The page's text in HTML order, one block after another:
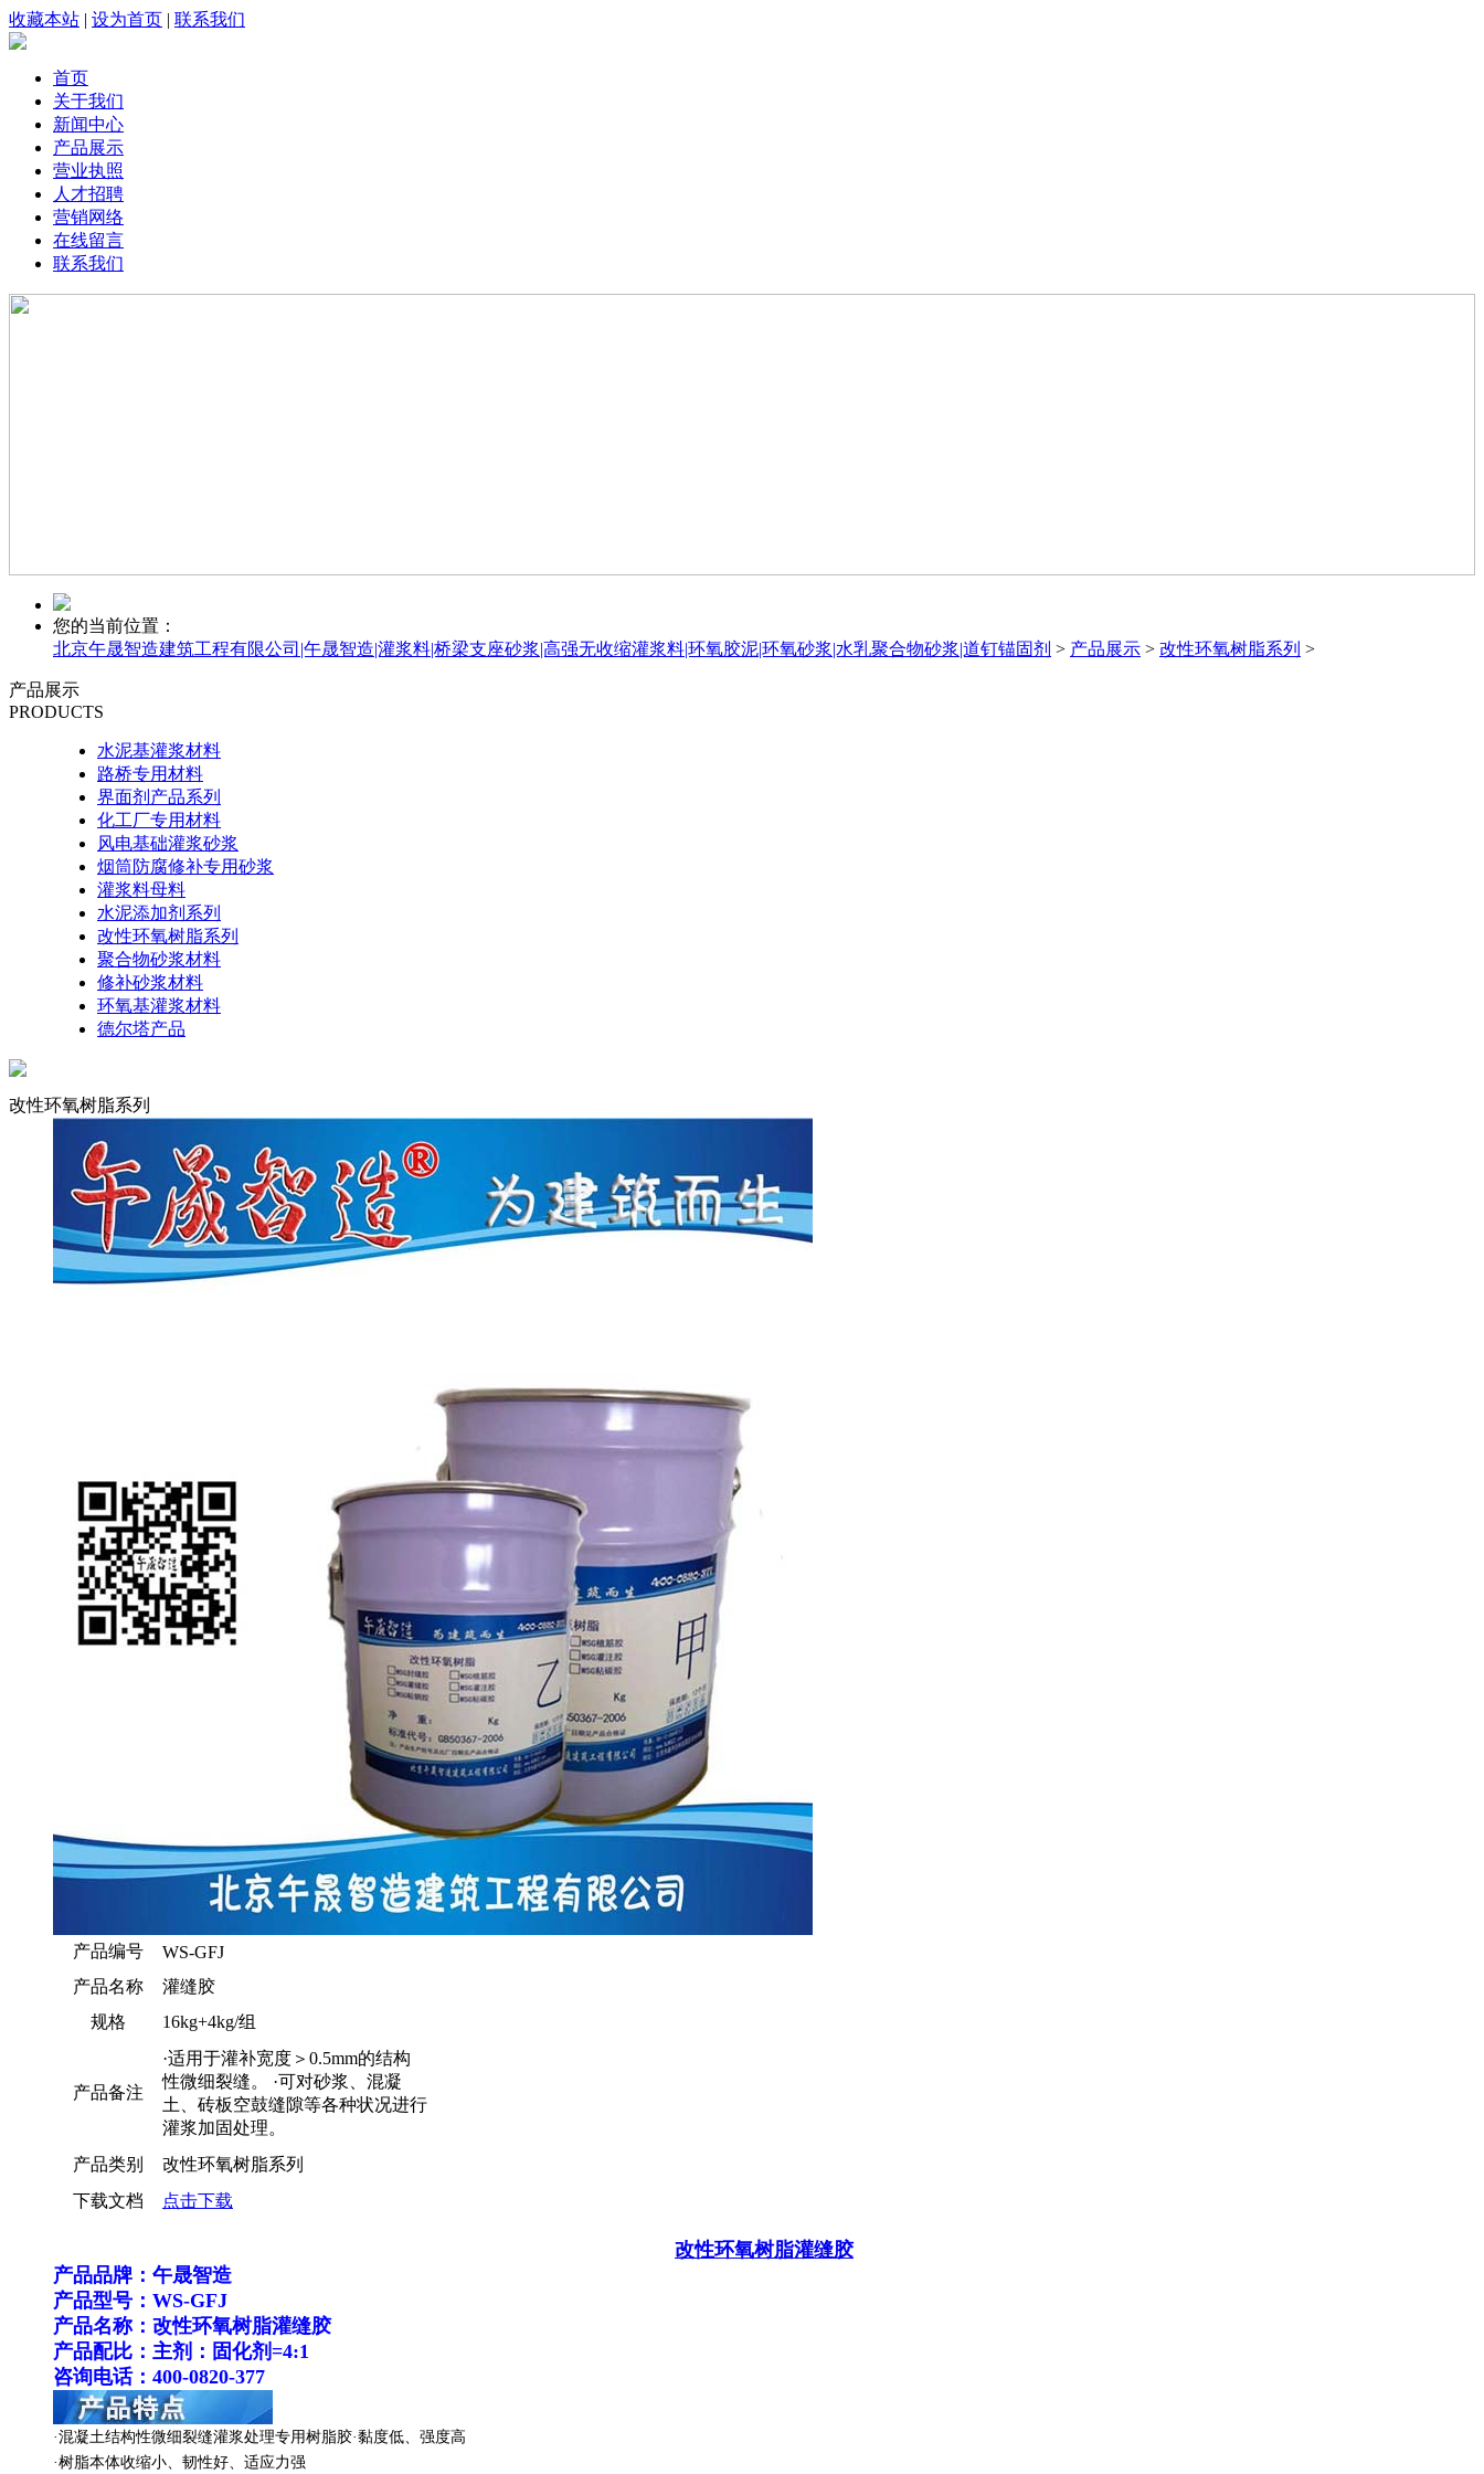
收藏本站 | 设为首页 | 联系我们
首页
关于我们
新闻中心
产品展示
营业执照
人才招聘
营销网络
在线留言
联系我们
您的当前位置：
北京午晟智造建筑工程有限公司|午晟智造|灌浆料|桥梁支座砂浆|高强无收缩灌浆料|环氧胶泥|环氧砂浆|水乳聚合物砂浆|道钉锚固剂 > 产品展示 > 改性环氧树脂系列 >
产品展示
PRODUCTS
水泥基灌浆材料
路桥专用材料
界面剂产品系列
化工厂专用材料
风电基础灌浆砂浆
烟筒防腐修补专用砂浆
灌浆料母料
水泥添加剂系列
改性环氧树脂系列
聚合物砂浆材料
修补砂浆材料
环氧基灌浆材料
德尔塔产品
改性环氧树脂系列
产品编号
WS-GFJ
产品名称
灌缝胶
规格
16kg+4kg/组
产品备注
·适用于灌补宽度＞0.5mm的结构
性微细裂缝。 ·可对砂浆、混凝
土、砖板空鼓缝隙等各种状况进行
灌浆加固处理。
产品类别
改性环氧树脂系列
下载文档
点击下载
改性环氧树脂灌缝胶
产品品牌：午晟智造
产品型号：WS-GFJ
产品名称：改性环氧树脂灌缝胶
产品配比：主剂：固化剂=4:1
咨询电话：400-0820-377
·混凝土结构性微细裂缝灌浆处理专用树脂胶·黏度低、强度高
·树脂本体收缩小、韧性好、适应力强